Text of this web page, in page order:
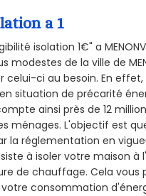
a 1
isolation 1€" a
modestes de la ville de
celui-ci au besoin. En
situation de précarité
ainsi près de 12
ménages.L'objectif est
la réglementation en
à isoler votre maison
de chauffage. Cela vous
consommation